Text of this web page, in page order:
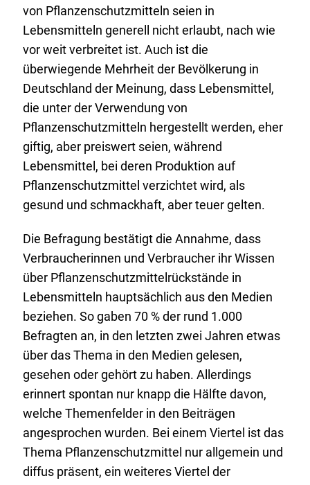
von Pflanzenschutzmitteln seien in
Lebensmitteln generell nicht erlaubt, nach wie
vor weit verbreitet ist. Auch ist die
überwiegende Mehrheit der Bevölkerung in
Deutschland der Meinung, dass Lebensmittel,
die unter der Verwendung von
Pflanzenschutzmitteln hergestellt werden, eher
giftig, aber preiswert seien, während
Lebensmittel, bei deren Produktion auf
Pflanzenschutzmittel verzichtet wird, als
gesund und schmackhaft, aber teuer gelten.
Die Befragung bestätigt die Annahme, dass
Verbraucherinnen und Verbraucher ihr Wissen
über Pflanzenschutzmittelrückstände in
Lebensmitteln hauptsächlich aus den Medien
beziehen. So gaben 70 % der rund 1.000
Befragten an, in den letzten zwei Jahren etwas
über das Thema in den Medien gelesen,
gesehen oder gehört zu haben. Allerdings
erinnert spontan nur knapp die Hälfte davon,
welche Themenfelder in den Beiträgen
angesprochen wurden. Bei einem Viertel ist das
Thema Pflanzenschutzmittel nur allgemein und
diffus präsent, ein weiteres Viertel der